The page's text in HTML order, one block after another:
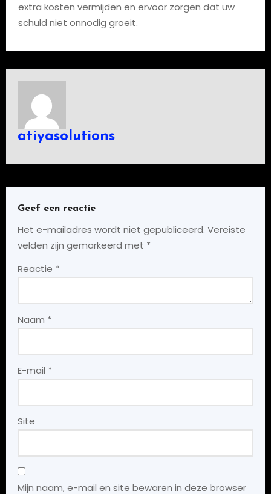
extra kosten vermijden en ervoor zorgen dat uw
schuld niet onnodig groeit.
atiyasolutions
Geef een reactie
Het e-mailadres wordt niet gepubliceerd. Vereiste
velden zijn gemarkeerd met *
Reactie *
Naam *
E-mail *
Site
Mijn naam, e-mail en site bewaren in deze browser